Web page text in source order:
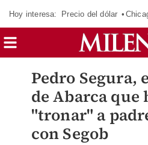
Hoy interesa: Precio del dólar
Pedro
de Abarca que
"tronar" a
con Segob